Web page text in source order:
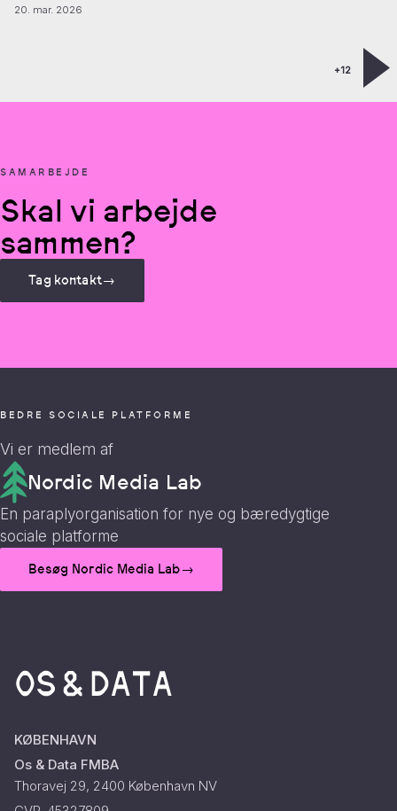
20. mar. 2026
+12
SAMARBEJDE
Skal vi arbejde
sammen?
Tag kontakt→
BEDRE SOCIALE PLATFORME
Vi er medlem af
Nordic Media Lab
En paraplyorganisation for nye og bæredygtige
sociale platforme
Besøg Nordic Media Lab→
KØBENHAVN
Os & Data FMBA
Thoravej 29, 2400 København NV